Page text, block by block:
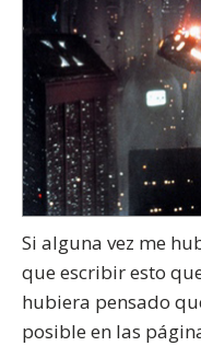
Si alguna vez me
que escribir esto
hubiera pensado
posible en las